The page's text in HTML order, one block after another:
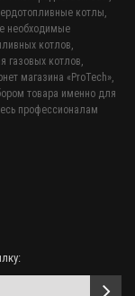
котлы,
необходимые
котлов,
газовых котлов,
магазина «ProTech»,
товара именно для
профессионалам